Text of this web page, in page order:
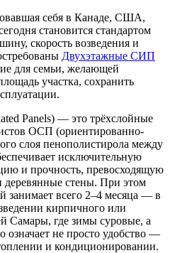
себя в Канаде, США,
становится стандартом
скорость возведения и
Двухэтажные СИП
для семьи, желающей
участка, сохранить
Panels) — это трёхслойные
ОСП (ориентированно-
слоя пенополистирола между
исключительную
и прочность, превосходящую
стены. При этом
занимает всего 2–4 месяца — в
кирпичного или
Самары, где зимы суровые, а
означает не просто удобство —
и кондиционировании.